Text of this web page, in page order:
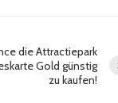
die Attractiepark
Gold günstig
zu kaufen!